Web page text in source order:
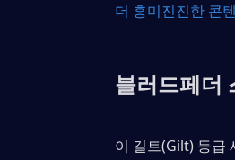
더 흥미진진한 콘
블러드페더
이 길트(Gilt) 등급